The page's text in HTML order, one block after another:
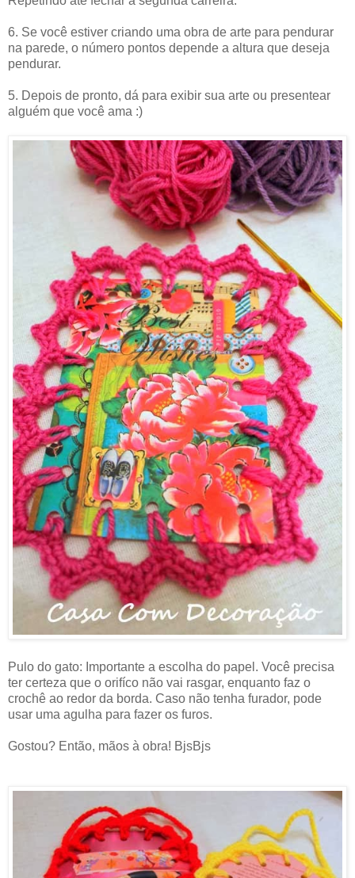
6. Se você estiver criando uma obra de arte para pendurar
na parede, o número pontos depende a altura que deseja
pendurar.
5. Depois de pronto, dá para exibir sua arte ou presentear
alguém que você ama :)
Pulo do gato: Importante a escolha do papel. Você precisa
ter certeza que o orifíco não vai rasgar, enquanto faz o
crochê ao redor da borda. Caso não tenha furador, pode
usar uma agulha para fazer os furos.
Gostou? Então, mãos à obra! BjsBjs